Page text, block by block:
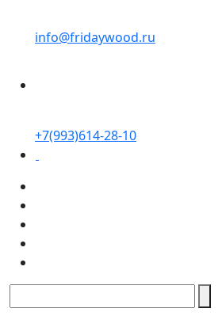
info@fridaywood.ru
+7(993)614-28-10